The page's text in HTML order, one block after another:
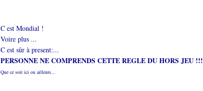
C est Mondial !
Voire plus ...
C est sûr à present:...
PERSONNE NE COMPRENDS CETTE REGLE DU HORS JEU !!!
Que ce soit ici ou ailleurs...